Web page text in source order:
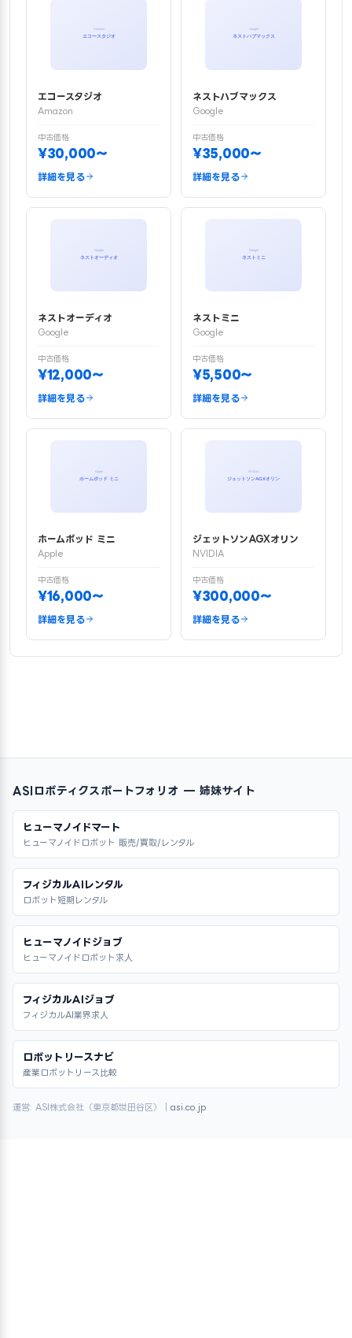
エコースタジオ
Amazon
中古価格
¥30,000〜
詳細を見る
ネストハブマックス
Google
中古価格
¥35,000〜
詳細を見る
ネストオーディオ
Google
中古価格
¥12,000〜
詳細を見る
ネストミニ
Google
中古価格
¥5,500〜
詳細を見る
ホームポッド ミニ
Apple
中古価格
¥16,000〜
詳細を見る
ジェットソンAGXオリン
NVIDIA
中古価格
¥300,000〜
詳細を見る
ASIロボティクスポートフォリオ — 姉妹サイト
ヒューマノイドマート
ヒューマノイドロボット 販売/買取/レンタル
フィジカルAIレンタル
ロボット短期レンタル
ヒューマノイドジョブ
ヒューマノイドロボット求人
フィジカルAIジョブ
フィジカルAI業界求人
ロボットリースナビ
産業ロボットリース比較
運営: ASI株式会社（東京都世田谷区）｜ asi.co.jp